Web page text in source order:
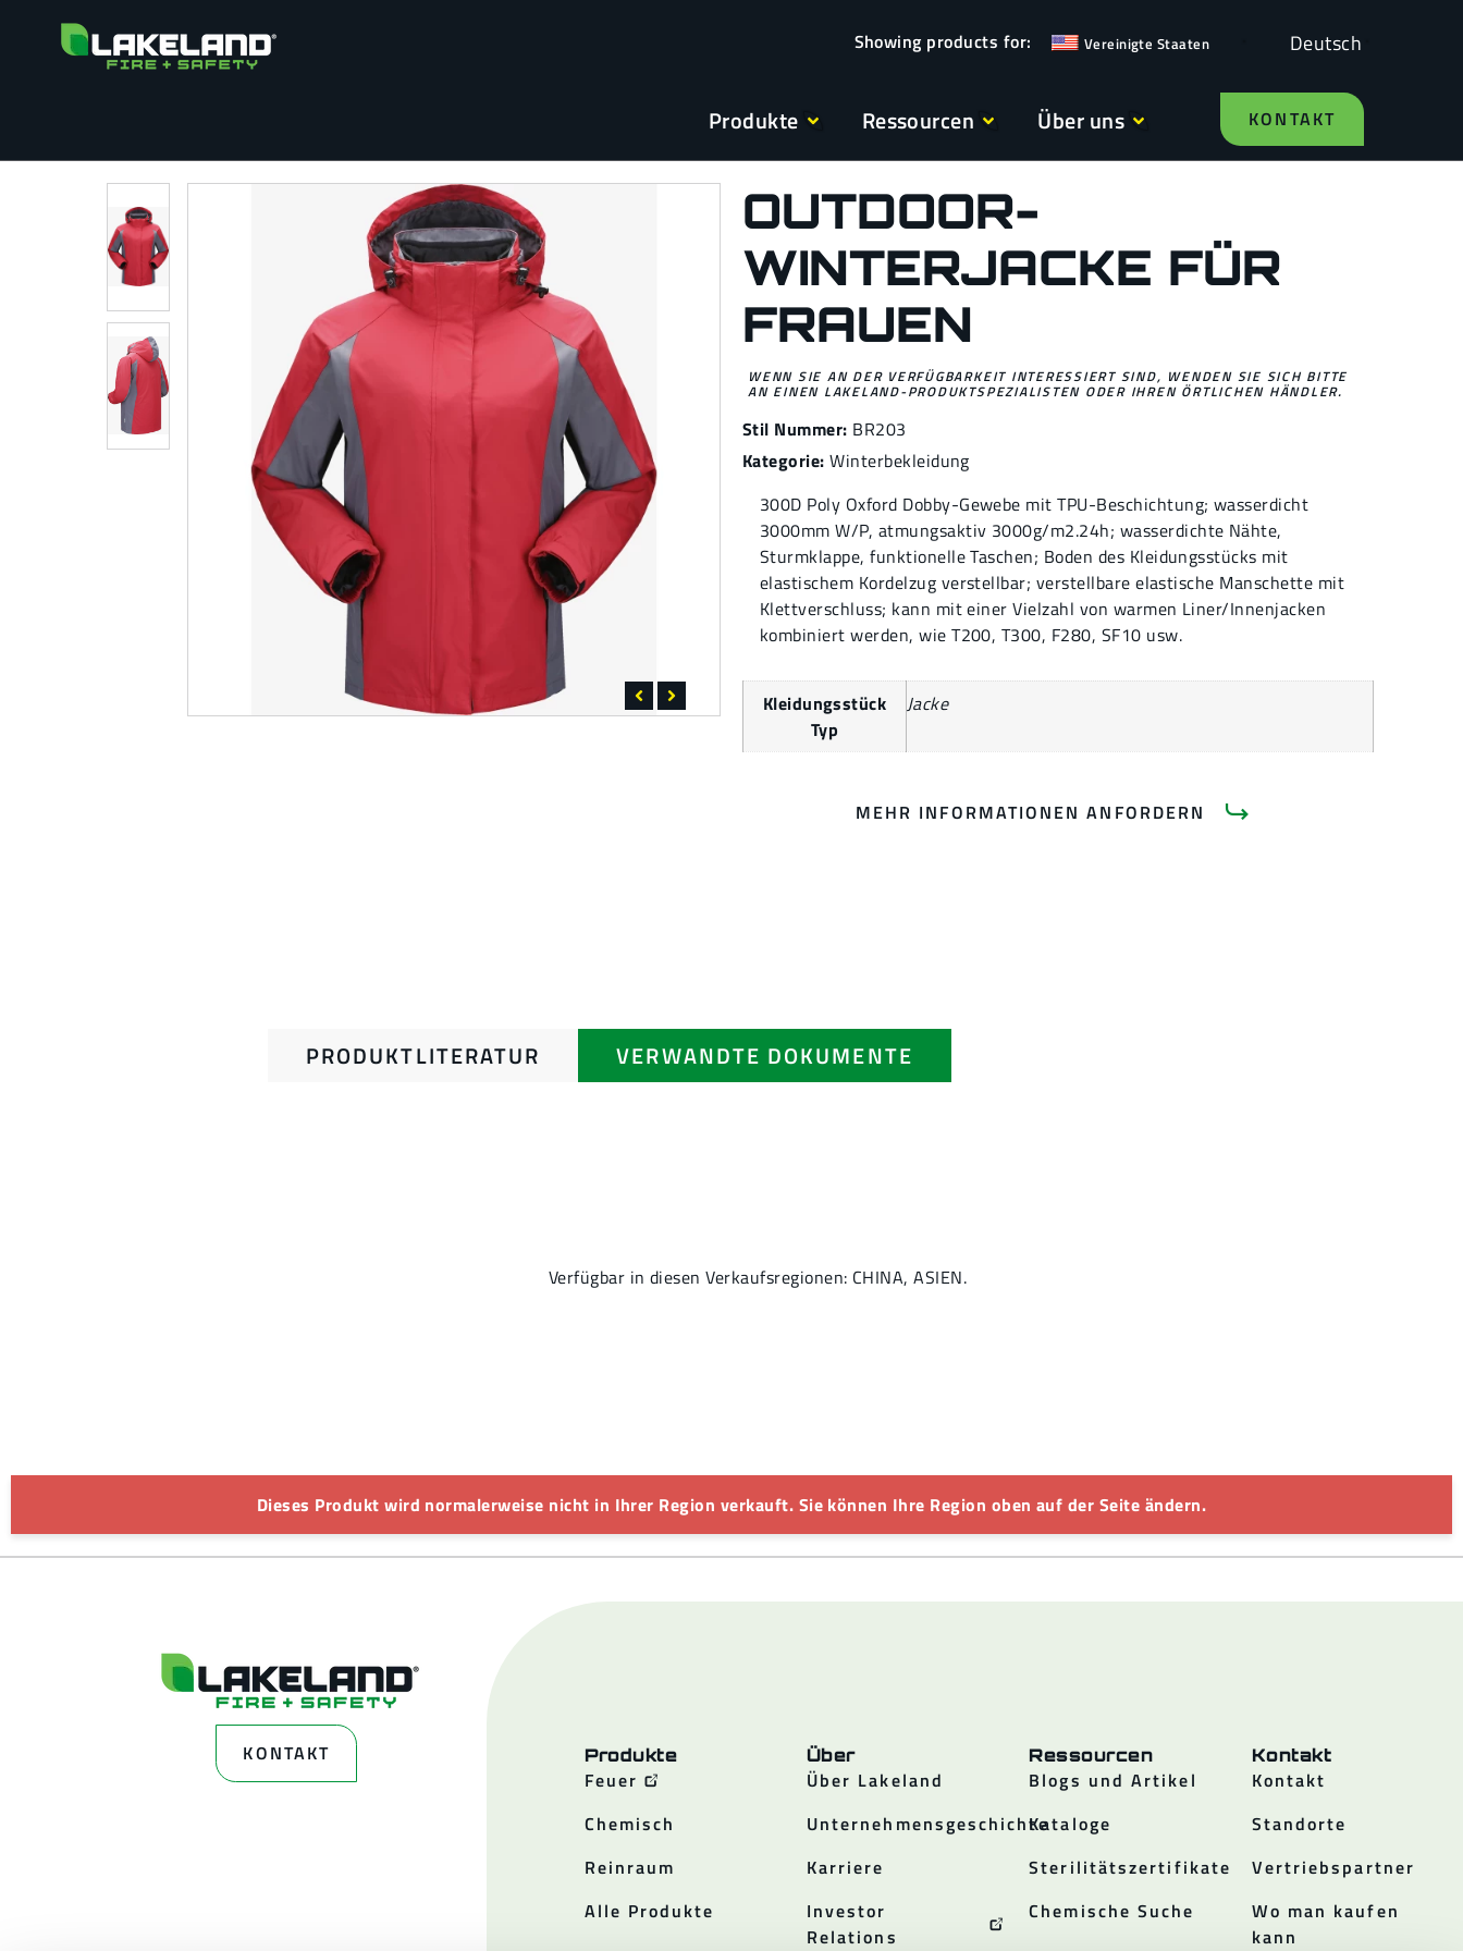
Vereinigte Staaten Deutsch
Produkte Ressourcen Über uns KONTAKT
OUTDOOR-
WINTERJACKE FÜR
FRAUEN
WENN SIE AN DER VERFÜGBARKEIT INTERESSIERT SIND, WENDEN SIE SICH BITTE
AN EINEN LAKELAND-PRODUKTSPEZIALISTEN ODER IHREN ÖRTLICHEN HÄNDLER.
Stil Nummer: BR203
Kategorie: Winterbekleidung
300D Poly Oxford Dobby-Gewebe mit TPU-Beschichtung; wasserdicht
3000mm W/P, atmungsaktiv 3000g/m2.24h; wasserdichte Nähte,
Sturmklappe, funktionelle Taschen; Boden des Kleidungsstücks mit
elastischem Kordelzug verstellbar; verstellbare elastische Manschette mit
Klettverschluss; kann mit einer Vielzahl von warmen Liner/Innenjacken
kombiniert werden, wie T200, T300, F280, SF10 usw.
Kleidungsstück
Typ
Jacke
MEHR INFORMATIONEN ANFORDERN
PRODUKTLITERATUR VERWANDTE DOKUMENTE
Verfügbar in diesen Verkaufsregionen: CHINA, ASIEN.
Dieses Produkt wird normalerweise nicht in Ihrer Region verkauft. Sie können Ihre Region oben auf der Seite ändern.
KONTAKT Produkte
Feuer
Chemisch
Reinraum
Alle Produkte
Über
Über Lakeland
Unternehmensgeschichte
Karriere
Investor
Relations
Ressourcen
Blogs und Artikel
Kataloge
Sterilitätszertifikate
Chemische Suche
Kontakt
Kontakt
Standorte
Vertriebspartner
Wo man kaufen
kann